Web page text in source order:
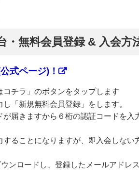
無料会員登録 & 入会方
式ページ)！
コチラ」のボタンをタップします
「新規無料会員登録」をします。
届きますから６桁の認証コードを入
ることになりますが、即入会しない
ンロードし、登録したメールアドレ